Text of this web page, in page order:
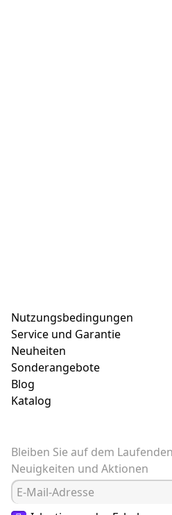
Nutzungsbedingungen
Service und Garantie
Neuheiten
Sonderangebote
Blog
Katalog
Bleiben Sie auf dem
Neuigkeiten und Aktionen